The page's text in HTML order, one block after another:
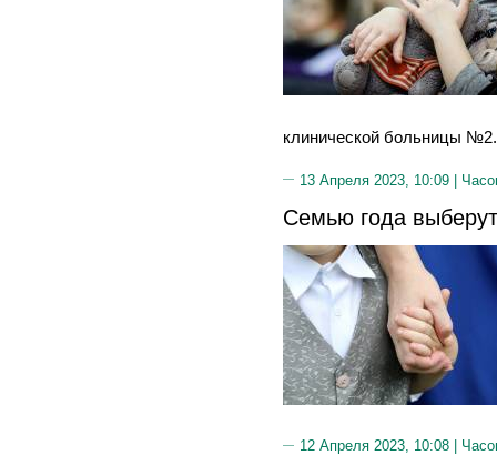
клинической больницы №2.
13 Апреля 2023, 10:09 |
Семью года
12 Апреля 2023, 10:08 |